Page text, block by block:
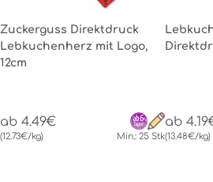
Zuckerguss Direktdruck
Lebkuchenherz mit Logo,
12cm
ab 4.49€
(12.73€/kg) Min.: 25 Stk
ab
(13.48€/kg)